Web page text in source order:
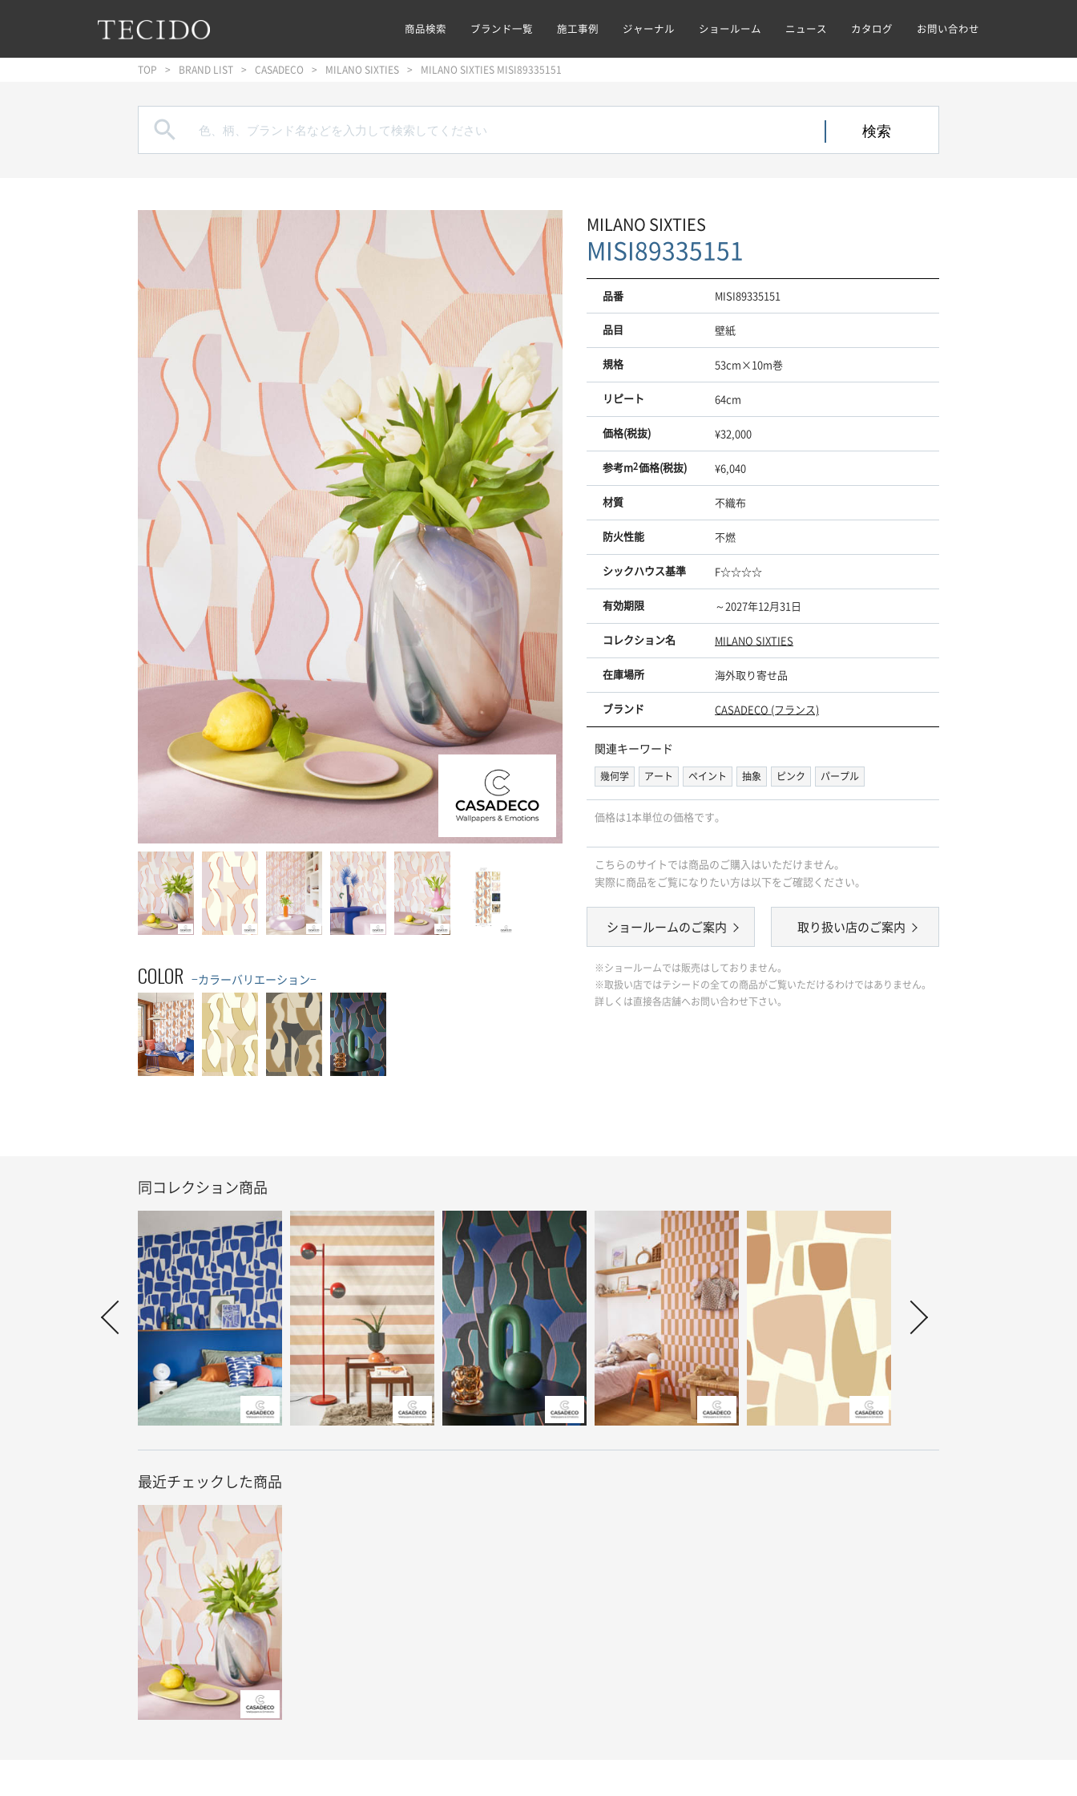
メインナビゲーションへジャンプ
メインコンテンツへジャンプ
フッターへジャンプ 商品検索 ブランド一覧 施工事例 ジャーナル ショールーム ニュース カタログ お問い合わせ
TOP BRAND LIST CASADECO MILANO SIXTIES MILANO SIXTIES MISI89335151

COLOR −カラーバリエーション−
MILANO SIXTIES
MISI89335151
品番 MISI89335151
品目 壁紙
規格 53cm×10m巻
リピート 64cm
価格(税抜) ¥32,000
参考m2価格(税抜) ¥6,040
材質 不織布
防火性能 不燃
シックハウス基準 F☆☆☆☆
有効期限 ～2027年12月31日
コレクション名 MILANO SIXTIES
在庫場所 海外取り寄せ品
ブランド CASADECO (フランス)
関連キーワード
幾何学 アート ペイント 抽象 ピンク パープル
価格は1本単位の価格です｡
こちらのサイトでは商品のご購入はいただけません。
実際に商品をご覧になりたい方は以下をご確認ください。
ショールームのご案内 取り扱い店のご案内
※ショールームでは販売はしておりません。
※取扱い店ではテシードの全ての商品がご覧いただけるわけではありません。
詳しくは直接各店舗へお問い合わせ下さい。
同コレクション商品
最近チェックした商品